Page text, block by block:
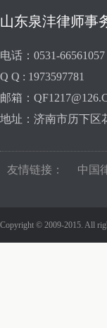
山东泉沣律师事
电话：0531-66561057
Q Q : 1973597781
邮箱：
地址：济南市历下区
友情链接： 中国
Copyright © 2009-2015. All